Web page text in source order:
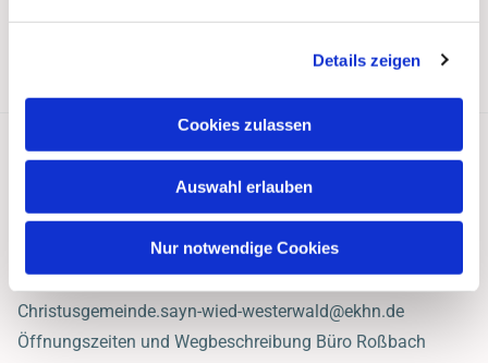
Details zeigen
Cookies zulassen
Auswahl erlauben
Nur notwendige Cookies
Ev. Christusgemeinde Sayn-Wied Westerwald
Hauptstraße 47
02680 / 242
Christusgemeinde.sayn-wied-westerwald@ekhn.de
Öffnungszeiten und Wegbeschreibung Büro Roßbach